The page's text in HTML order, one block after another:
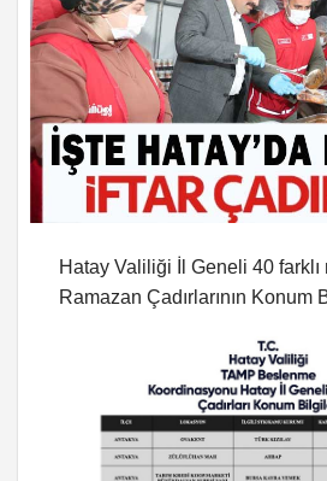
Hatay Valiliği İl Geneli 40
Ramazan Çadırlarının Konum